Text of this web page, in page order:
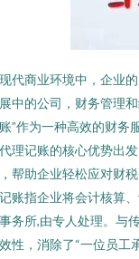
代商业环境中，企业
中的公司，财务管理
”作为一种高效的财务
理记账的核心优势出
帮助企业轻松应对财
账指企业将会计核算
务所,由专人处理。与
性，消除了“一位员工